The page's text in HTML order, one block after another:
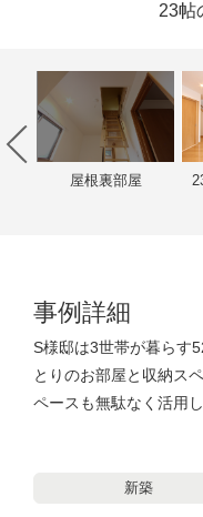
23帖
屋根裏部屋
事例詳細
S様邸は3世帯が暮らす
とりのお部屋と収納ス
ペースも無駄なく活用
新築